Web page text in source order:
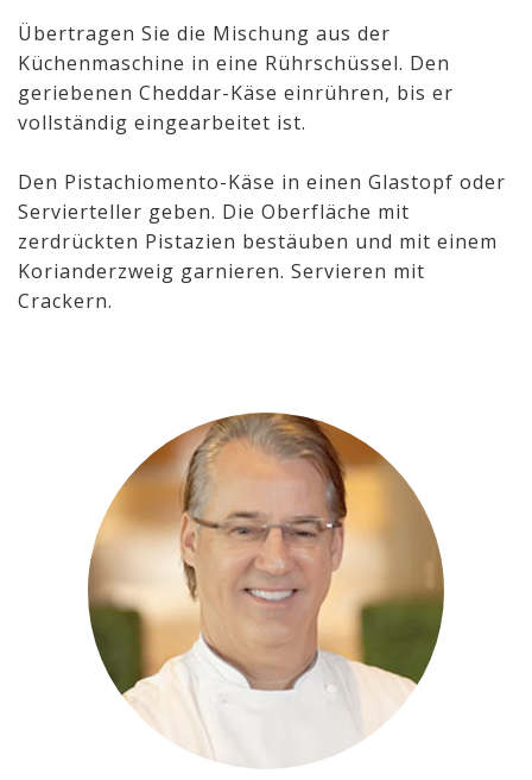
Übertragen Sie die Mischung aus der
Küchenmaschine in eine Rührschüssel. Den
geriebenen Cheddar-Käse einrühren, bis er
vollständig eingearbeitet ist.
Den Pistachiomento-Käse in einen Glastopf oder
Servierteller geben. Die Oberfläche mit
zerdrückten Pistazien bestäuben und mit einem
Korianderzweig garnieren. Servieren mit
Crackern.